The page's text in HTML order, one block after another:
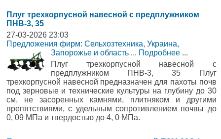
Плуг трехкорпусной навесной с предплужником
ПНВ-3, 35
27-03-2026 23:03
Предложения фирм: Сельхозтехника, Украина,
Запорожье и область ... Подробнее ...
Плуг трехкорпусной навесной с
предплужником ПНВ-3, 35 Плуг
трехкорпусной навесной предназначен для пахоты почв
под зерновые и технические культуры на глубину до 30
см, не засоренных камнями, плитняком и другими
препятствиями, с удельным сопротивлением почвы до
0, 09 МПа и твердостью до 4, 0 МПа.